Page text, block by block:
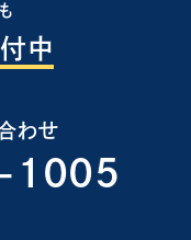
中
わせ
1005